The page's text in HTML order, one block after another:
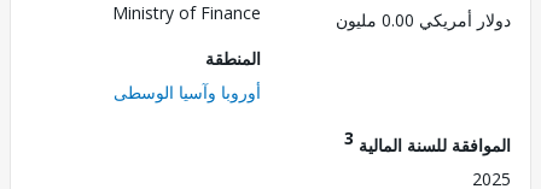
0.00 مليون
Ministry of Finance
أوروبا وآسيا الوسطى
للسنة المالية3